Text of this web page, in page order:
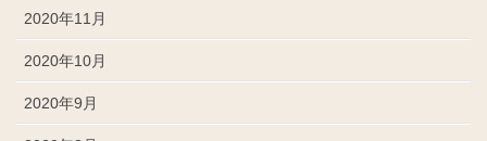
2020年11月
2020年10月
2020年9月